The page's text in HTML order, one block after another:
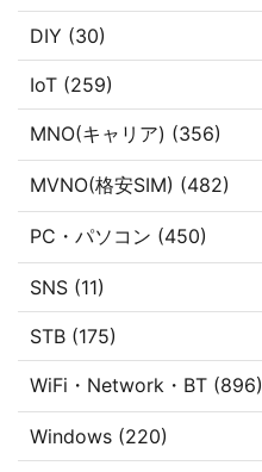
DIY (30)
IoT (259)
MNO(キャリア) (356)
MVNO(格安SIM) (482)
PC・パソコン (450)
SNS (11)
STB (175)
WiFi・Network・BT (896)
Windows (220)